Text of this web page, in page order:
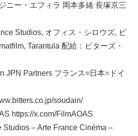
・エフィラ 岡本多緒 ⻑塚京三
Studios, オフィス・シロウズ, ビ
Tarantula 配給：ビターズ・
Partners フランス=⽇本=ドイ
soudain/
https://x.com/FilmAOAS
– Arte France Cinéma –